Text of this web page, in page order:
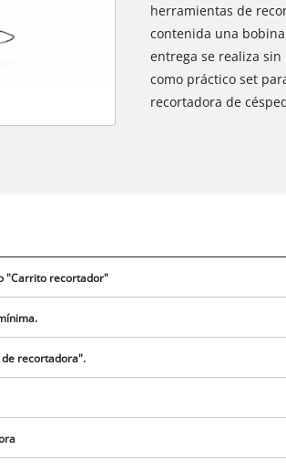
herramientas de
contenida una
entrega se realiza
como práctico set
recortadora de
"Carrito recortador"
recortadora".